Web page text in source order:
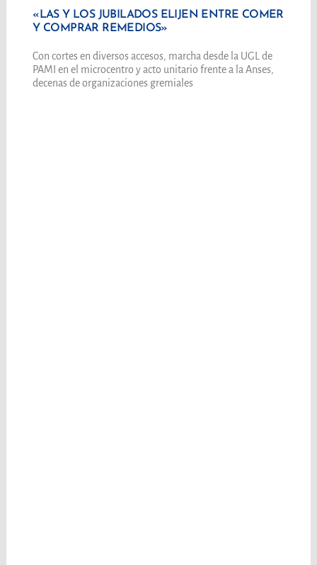
«LAS Y LOS JUBILADOS ELIJEN ENTRE COMER
Y COMPRAR REMEDIOS»
Con cortes en diversos accesos, marcha desde la UGL de
PAMI en el microcentro y acto unitario frente a la Anses,
decenas de organizaciones gremiales